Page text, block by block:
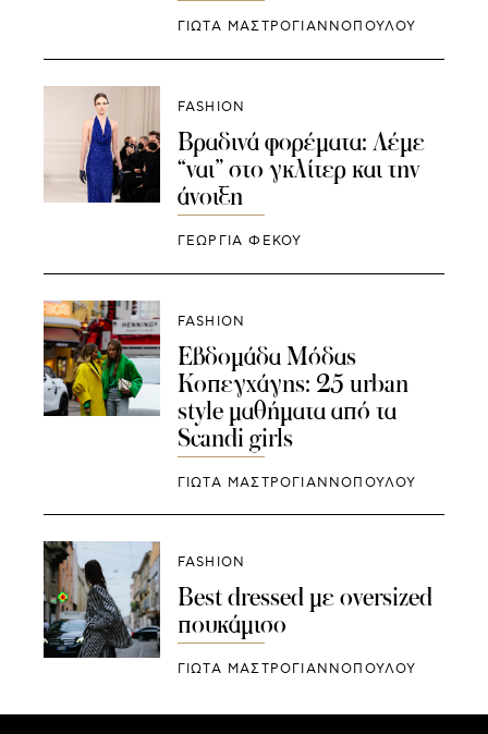
ΓΙΩΤΑ ΜΑΣΤΡΟΓΙΑΝΝΟΠΟΥΛΟΥ
FASHION
Βραδινά φορέματα: Λέμε
“ναι” στο γκλίτερ και την
άνοιξη
ΓΕΩΡΓΙΑ ΦΕΚΟΥ
FASHION
Εβδομάδα Μόδας
Κοπεγχάγης: 25 urban
style μαθήματα από τα
Scandi girls
ΓΙΩΤΑ ΜΑΣΤΡΟΓΙΑΝΝΟΠΟΥΛΟΥ
FASHION
Best dressed με oversized
πουκάμισο
ΓΙΩΤΑ ΜΑΣΤΡΟΓΙΑΝΝΟΠΟΥΛΟΥ